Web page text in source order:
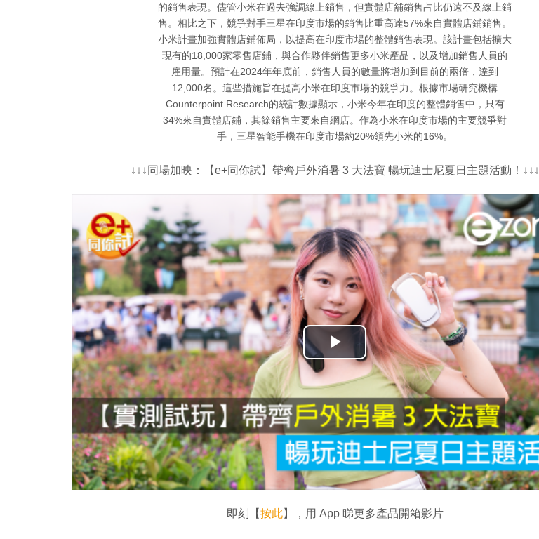
的銷售表現。儘管小米在過去強調線上銷售，但實體店舖銷售占比仍遠不及線上銷
售。相比之下，競爭對手三星在印度市場的銷售比重高達57%來自實體店鋪銷售。
小米計畫加強實體店鋪佈局，以提高在印度市場的整體銷售表現。該計畫包括擴大
現有的18,000家零售店鋪，與合作夥伴銷售更多小米產品，以及增加銷售人員的
雇用量。預計在2024年年底前，銷售人員的數量將增加到目前的兩倍，達到
12,000名。這些措施旨在提高小米在印度市場的競爭力。根據市場研究機構
Counterpoint Research的統計數據顯示，小米今年在印度的整體銷售中，只有
34%來自實體店鋪，其餘銷售主要來自網店。作為小米在印度市場的主要競爭對
手，三星智能手機在印度市場約20%領先小米的16%。
↓↓↓同場加映：【e+同你試】帶齊戶外消暑 3 大法寶 暢玩迪士尼夏日主題活動！↓↓↓
播
放
影
片
即刻【按此】，用 App 睇更多產品開箱影片